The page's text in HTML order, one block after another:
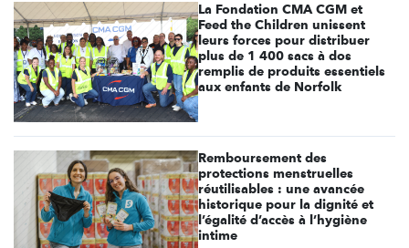
La Fondation CMA CGM et
Feed the Children unissent
leurs forces pour distribuer
plus de 1 400 sacs à dos
remplis de produits essentiels
aux enfants de Norfolk
Remboursement des
protections menstruelles
réutilisables : une avancée
historique pour la dignité et
l’égalité d’accès à l’hygiène
intime